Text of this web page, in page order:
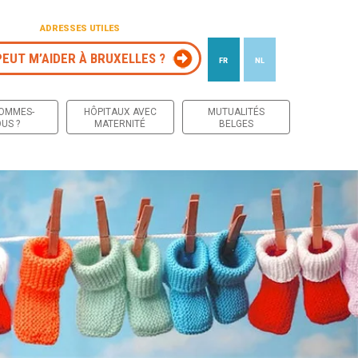
ADRESSES UTILES
M’AIDER À BRUXELLES ? FR NL
?
HÔPITAUX AVEC
MATERNITÉ
MUTUALITÉS
BELGES